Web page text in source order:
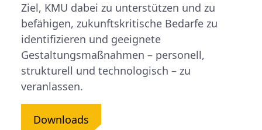
Ziel, KMU dabei zu unterstützen und zu
befähigen, zukunftskritische Bedarfe zu
identifizieren und geeignete
Gestaltungsmaßnahmen – personell,
strukturell und technologisch – zu
veranlassen.
Downloads